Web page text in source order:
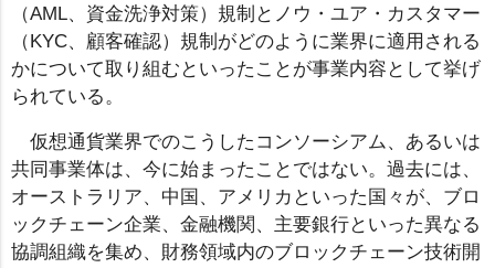
（AML、資金洗浄対策）規制とノウ・ユア・カスタマー
（KYC、顧客確認）規制がどのように業界に適用される
かについて取り組むといったことが事業内容として挙げ
られている。
仮想通貨業界でのこうしたコンソーシアム、あるいは
共同事業体は、今に始まったことではない。過去には、
オーストラリア、中国、アメリカといった国々が、ブロ
ックチェーン企業、金融機関、主要銀行といった異なる
協調組織を集め、財務領域内のブロックチェーン技術開